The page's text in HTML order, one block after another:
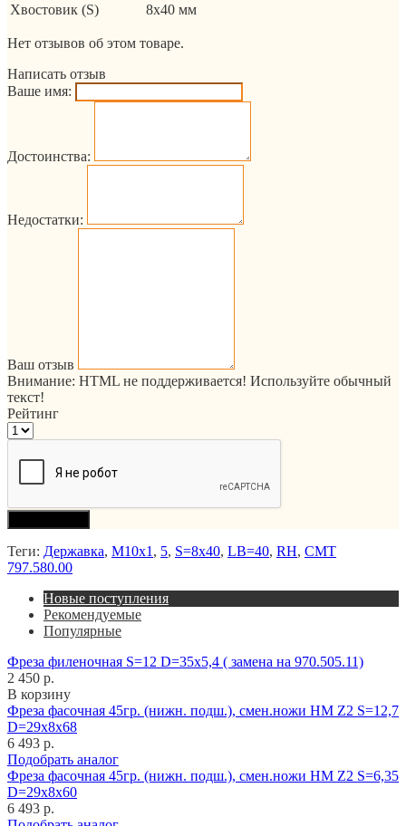
Хвостовик (S)
8x40 мм
Нет отзывов об этом товаре.
Написать отзыв
Ваше имя:
Достоинства:
Недостатки:
Ваш отзыв
Внимание: HTML не поддерживается! Используйте обычный
текст!
Рейтинг
Теги: Державка, M10x1 , 5, S=8x40, LB=40, RH, CMT
797.580.00
Новые поступления
Рекомендуемые
Популярные
Фреза филеночная S=12 D=35x5,4 ( замена на 970.505.11)
2 450 р.
В корзину
Фреза фасочная 45гр. (нижн. подш.), смен.ножи HM Z2 S=12,7
D=29x8x68
6 493 р.
Подобрать аналог
Фреза фасочная 45гр. (нижн. подш.), смен.ножи HM Z2 S=6,35
D=29x8x60
6 493 р.